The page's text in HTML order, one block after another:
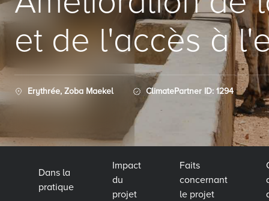
et de l'accès à
Erythrée, Zoba Maekel ClimatePartner ID: 1294
Dans la
pratique
Impact
du
projet
Faits
concernant
le projet